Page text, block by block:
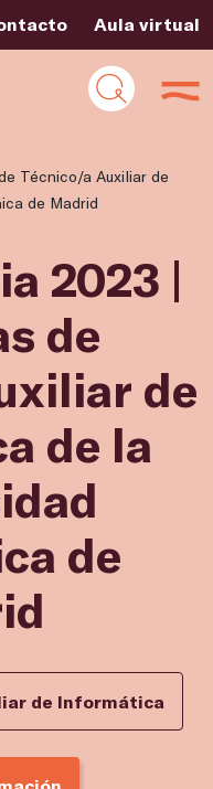
Aula virtual
Técnico/a Auxiliar de
de Madrid
2023 |
de
de
de la
de
de Informática